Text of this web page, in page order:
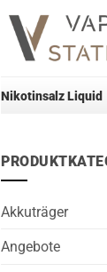
Nikotinsalz Liquid
Akkuträger
Angebote